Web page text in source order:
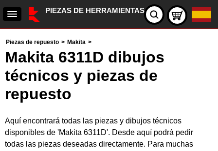
PIEZAS DE HERRAMIENTAS
Piezas de repuesto > Makita >
Makita 6311D dibujos
técnicos y piezas de
repuesto
Aquí encontrará todas las piezas y dibujos técnicos
disponibles de 'Makita 6311D'. Desde aquí podrá pedir
todas las piezas deseadas directamente. Para muchas